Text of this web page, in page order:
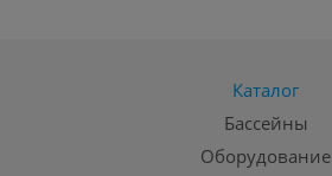
Каталог
Бассейны
Оборудование